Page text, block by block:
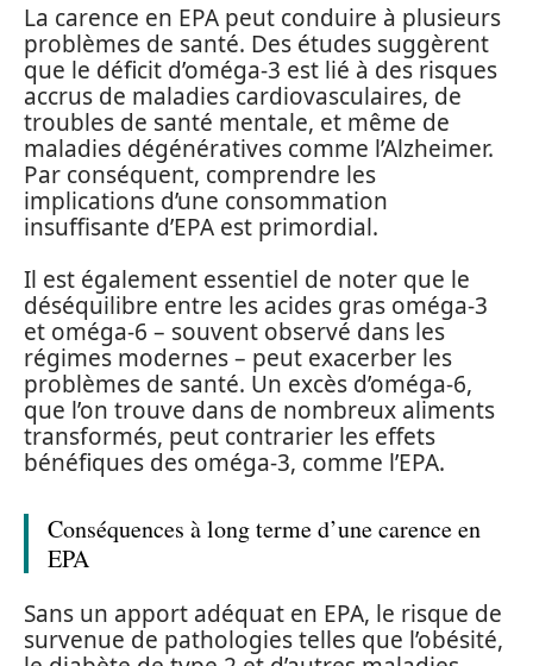
La carence en EPA peut conduire à plusieurs
problèmes de santé. Des études suggèrent
que le déficit d’oméga-3 est lié à des risques
accrus de maladies cardiovasculaires, de
troubles de santé mentale, et même de
maladies dégénératives comme l’Alzheimer.
Par conséquent, comprendre les
implications d’une consommation
insuffisante d’EPA est primordial.
Il est également essentiel de noter que le
déséquilibre entre les acides gras oméga-3
et oméga-6 – souvent observé dans les
régimes modernes – peut exacerber les
problèmes de santé. Un excès d’oméga-6,
que l’on trouve dans de nombreux aliments
transformés, peut contrarier les effets
bénéfiques des oméga-3, comme l’EPA.
Conséquences à long terme d’une carence en
EPA
Sans un apport adéquat en EPA, le risque de
survenue de pathologies telles que l’obésité,